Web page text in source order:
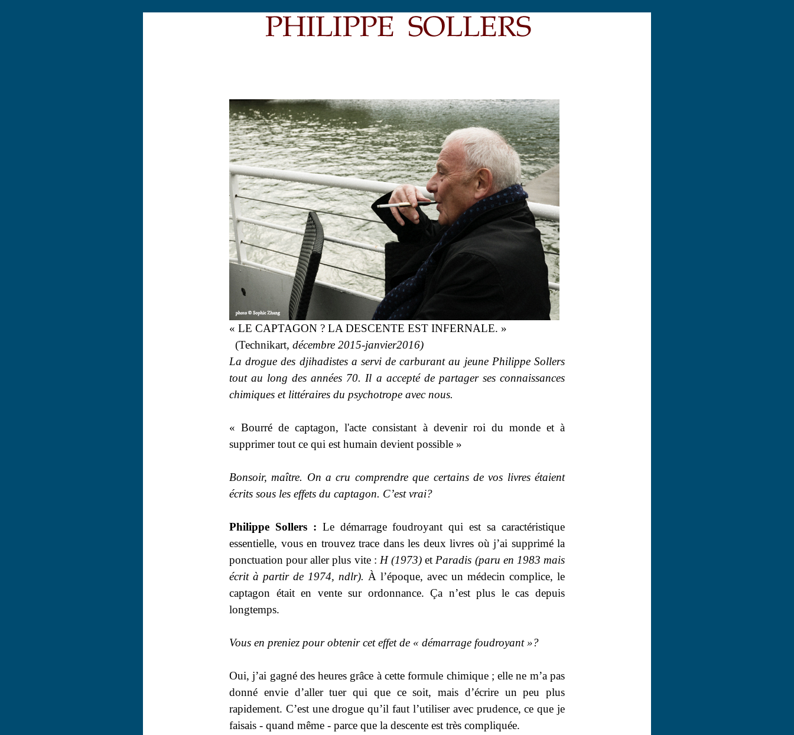
« LE CAPTAGON ? LA DESCENTE EST INFERNALE. »
(Technikart, décembre 2015-janvier2016)
La drogue des djihadistes a servi de carburant au jeune Philippe Sollers
tout au long des années 70. Il a accepté de partager ses connaissances
chimiques et littéraires du psychotrope avec nous.
« Bourré de captagon, l'acte consistant à devenir roi du monde et à
supprimer tout ce qui est humain devient possible »
Bonsoir, maître. On a cru comprendre que certains de vos livres étaient
écrits sous les effets du captagon. C’estvrai?
Philippe Sollers : Le démarrage foudroyant qui est sa caractéristique
essentielle, vous en trouvez trace dans les deux livres où j’ai supprimé la
ponctuation pour aller plus vite : H (1973) et Paradis (paru en 1983 mais
écrit à partir de 1974, ndlr). À l’époque, avec un médecin complice, le
captagon était en vente sur ordonnance. Ça n’est plus le cas depuis
longtemps.
Vous en preniez pour obtenir cet effet de « démarrage foudroyant»?
Oui, j’ai gagné des heures grâce à cette formule chimique ; elle ne m’a pas
donné envie d’aller tuer qui que ce soit, mais d’écrire un peu plus
rapidement. C’est une drogue qu’il faut l’utiliser avec prudence, ce que je
faisais - quand même - parce que la descente est très compliquée.